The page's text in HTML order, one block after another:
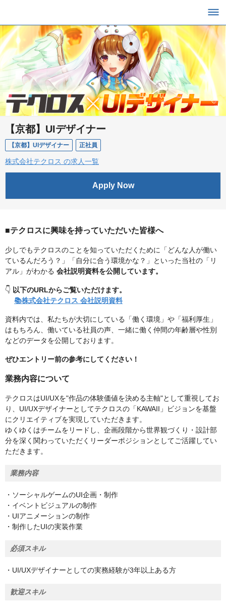
【京都】UIデザイナー
【京都】UIデザイナー 正社員
株式会社テクロス の求人一覧
Apply Now
■テクロスに興味を持っていただいた皆様へ
少しでもテクロスのことを知っていただくために「どんな人が働い
ているんだろう？」「自分に合う環境かな？」といった当社の「リ
アル」がわかる 会社説明資料を公開しています。
👇 以下のURLからご覧いただけます。
📚株式会社テクロス 会社説明資料
資料内では、私たちが大切にしている「働く環境」や「福利厚生」
はもちろん、働いている社員の声、一緒に働く仲間の年齢層や性別
などのデータを公開しております。
ぜひエントリー前の参考にしてください！
業務内容について
テクロスはUI/UXを"作品の体験価値を決める主軸"として重視してお
り、UI/UXデザイナーとしてテクロスの「KAWAII」ビジョンを基盤
にクリエイティブを実現していただきます。
ゆくゆくはチームをリードし、企画段階から世界観づくり・設計部
分を深く関わっていただくリーダーポジションとしてご活躍してい
ただきます。
業務内容
・ソーシャルゲームのUI企画・制作
・イベントビジュアルの制作
・UIアニメーションの制作
・制作したUIの実装作業
必須スキル
・UI/UXデザイナーとしての実務経験が3年以上ある方
歓迎スキル